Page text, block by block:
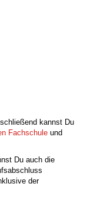
kannst Du
Fachschule und
Du auch die
der